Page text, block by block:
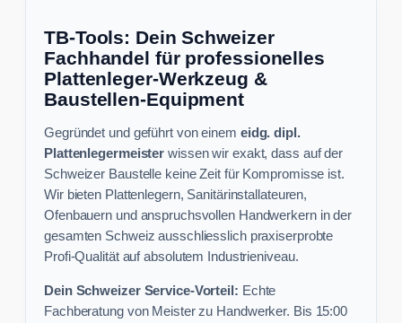
TB-Tools: Dein Schweizer
Fachhandel für professionelles
Plattenleger-Werkzeug &
Baustellen-Equipment
Gegründet und geführt von einem eidg. dipl.
Plattenlegermeister wissen wir exakt, dass auf der
Schweizer Baustelle keine Zeit für Kompromisse ist.
Wir bieten Plattenlegern, Sanitärinstallateuren,
Ofenbauern und anspruchsvollen Handwerkern in der
gesamten Schweiz ausschliesslich praxiserprobte
Profi-Qualität auf absolutem Industrieniveau.
Dein Schweizer Service-Vorteil: Echte
Fachberatung von Meister zu Handwerker. Bis 15:00